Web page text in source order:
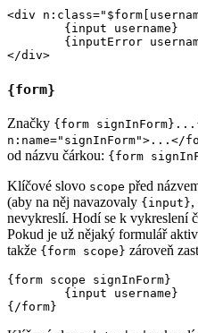
<div
{form}
Značky {form
n:name="signInForm">...</
od názvu čárkou: {form
Klíčové slovo scope před
(aby na něj navazovaly {input},
nevykreslí. Hodí se k vykreslení
Pokud je už nějaký formulář
takže {form scope} zároveň
{form scope signInForm}